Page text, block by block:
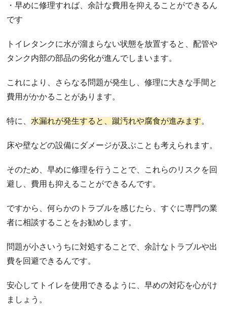
・早めに修理すれば、余計な費用を抑えることができるん
です
トイレタンクに水が溜まらない状態を放置すると、配管や
タンク内部の部品の劣化が進んでしまいます。
これにより、さらなる問題が発生し、修理に大きな手間と
費用がかかることがあります。
特に、 水漏れが発生すると、蹴汚れや腐食が進みます。
床や壁などの設備にダメージが及ぶことも考えられます。
そのため、早めに修理を行うことで、これらのリスクを回
避し、費用も抑えることができるんです。
ですから、何らかのトラブルを感じたら、すぐに専門の業
者に相談することをお勧めします。
問題が小さいうちに対処することで、余計なトラブルや出
費を回避できるんです。
安心してトイレを使用できるように、早めの対応を心がけ
ましょう。